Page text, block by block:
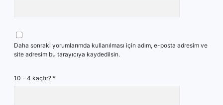
Daha sonraki yorumlarımda kullanılması için adım, e-posta adresim ve
site adresim bu tarayıcıya kaydedilsin.
10 - 4 kaçtır? *